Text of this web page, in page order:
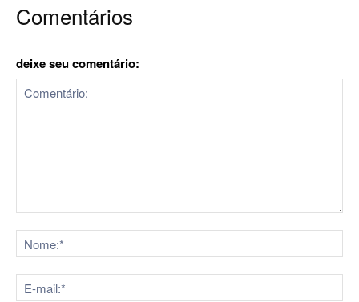
Comentários
deixe seu comentário: